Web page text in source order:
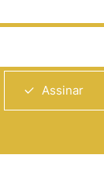
Assinar